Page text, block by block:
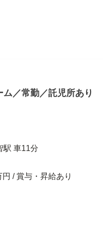
／常勤／託児所あり
駅 車11分
/ 賞与・昇給あり